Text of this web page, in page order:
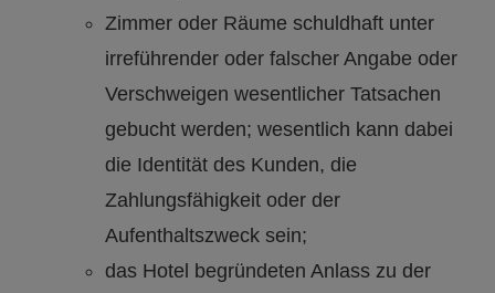
Zimmer oder Räume schuldhaft unter
irreführender oder falscher Angabe oder
Verschweigen wesentlicher Tatsachen
gebucht werden; wesentlich kann dabei
die Identität des Kunden, die
Zahlungsfähigkeit oder der
Aufenthaltszweck sein;
das Hotel begründeten Anlass zu der